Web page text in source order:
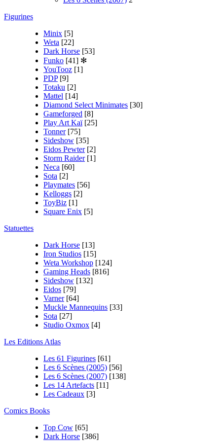
Figurines
Minix [5]
Weta [22]
Dark Horse [53]
Funko [41] ✻
YouTooz [1]
PDP [9]
Totaku [2]
Mattel [14]
Diamond Select Minimates [30]
Gameforged [8]
Play Art Kaï [25]
Tonner [75]
Sideshow [35]
Eidos Pewter [2]
Storm Raider [1]
Neca [60]
Sota [2]
Playmates [56]
Kelloggs [2]
ToyBiz [1]
Square Enix [5]
Statuettes
Dark Horse [13]
Iron Studios [15]
Weta Workshop [124]
Gaming Heads [816]
Sideshow [132]
Eidos [79]
Varner [64]
Muckle Mannequins [33]
Sota [27]
Studio Oxmox [4]
Les Editions Atlas
Les 61 Figurines [61]
Les 6 Scènes (2005) [56]
Les 6 Scènes (2007) [138]
Les 14 Artefacts [11]
Les Cadeaux [3]
Comics Books
Top Cow [65]
Dark Horse [386]